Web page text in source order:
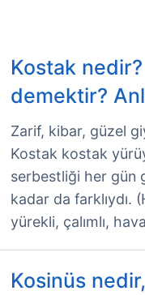
Kostak
demektir?
Zarif, kibar, güzel
Kostak kostak
serbestliği her gün
kadar da farklıydı.
yürekli, çalımlı,
Kosinüs